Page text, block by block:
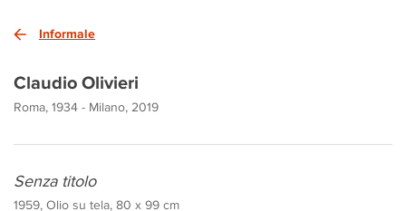
Informale
Claudio Olivieri
Roma, 1934 - Milano, 2019
Senza titolo
1959, Olio su tela, 80 x 99 cm